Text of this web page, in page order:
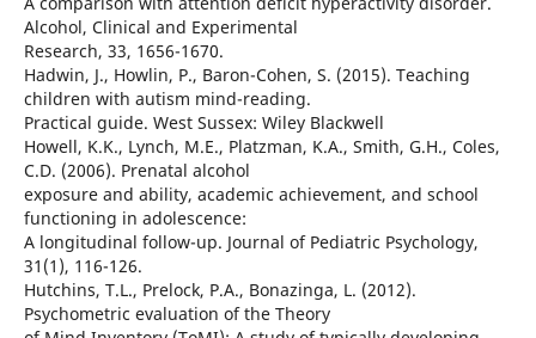
Alcohol, Clinical and Experimental
Research, 33, 1656-1670.
Hadwin, J., Howlin, P., Baron-Cohen, S. (2015). Teaching
children with autism mind-reading.
Practical guide. West Sussex: Wiley Blackwell
Howell, K.K., Lynch, M.E., Platzman, K.A., Smith, G.H., Coles,
C.D. (2006). Prenatal alcohol
exposure and ability, academic achievement, and school
functioning in adolescence:
A longitudinal follow-up. Journal of Pediatric Psychology,
31(1), 116-126.
Hutchins, T.L., Prelock, P.A., Bonazinga, L. (2012).
Psychometric evaluation of the Theory